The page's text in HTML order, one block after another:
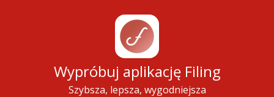
Wypróbuj aplikację Filing
Szybsza, lepsza, wygodniejsza